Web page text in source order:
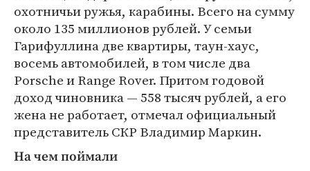
охотничьи ружья, карабины. Всего на сумму
около 135 миллионов рублей. У семьи
Гарифуллина две квартиры, таун-хаус,
восемь автомобилей, в том числе два
Porsche и Range Rover. Притом годовой
доход чиновника — 558 тысяч рублей, а его
жена не работает, отмечал официальный
представитель СКР Владимир Маркин.
На чем поймали